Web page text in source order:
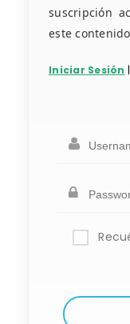
suscripción
este
Iniciar Sesión |